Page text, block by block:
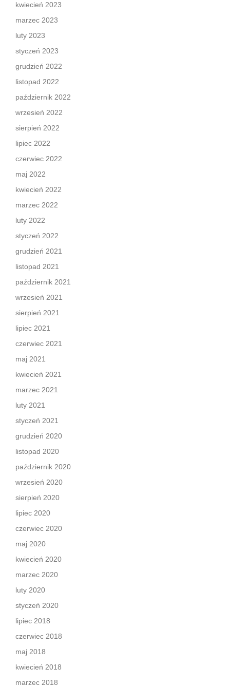
kwiecień 2023
marzec 2023
luty 2023
styczeń 2023
grudzień 2022
listopad 2022
październik 2022
wrzesień 2022
sierpień 2022
lipiec 2022
czerwiec 2022
maj 2022
kwiecień 2022
marzec 2022
luty 2022
styczeń 2022
grudzień 2021
listopad 2021
październik 2021
wrzesień 2021
sierpień 2021
lipiec 2021
czerwiec 2021
maj 2021
kwiecień 2021
marzec 2021
luty 2021
styczeń 2021
grudzień 2020
listopad 2020
październik 2020
wrzesień 2020
sierpień 2020
lipiec 2020
czerwiec 2020
maj 2020
kwiecień 2020
marzec 2020
luty 2020
styczeń 2020
lipiec 2018
czerwiec 2018
maj 2018
kwiecień 2018
marzec 2018